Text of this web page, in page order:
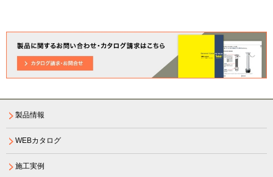
製品情報
WEBカタログ
施工実例